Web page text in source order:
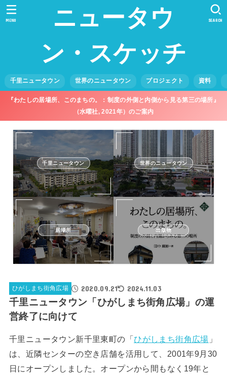
ニュータウ
ン・スケッチ
千里ニュータウン 世界のニュータウン プロジェクト 資料
SEARCH
MENU
『わたしの居場所、このまちの。：制度の外側と内側から見る第三の場所』
（水曜社, 2021年）のご案内
千里ニュータウン 世界のニュータウン
居場所 出版物
ひがしまち街角広場 2020.09.21 2024.11.03
千里ニュータウン「ひがしまち街角広場」の運
営終了に向けて
千里ニュータウン新千里東町の「ひがしまち街角広場 」
は、近隣センターの空き店舗を活用して、2001年9月30
日にオープンしました。オープンから間もなく19年と